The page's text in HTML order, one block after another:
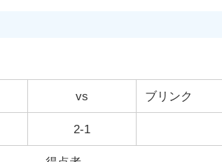
vs ブリンク
2-1